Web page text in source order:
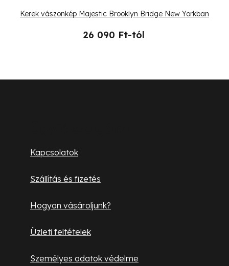
Kerek vászonkép Majestic Brooklyn Bridge New Yorkban
26 090 Ft-tól
Kapcsolatok
Szállítás és fizetés
Hogyan vásároljunk?
Üzleti feltételek
Személyes adatok védelme